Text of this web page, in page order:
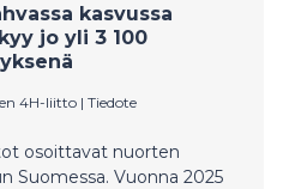
kasvussa
jo yli 3 100
4H-liitto | Tiedote
osoittavat nuorten
Suomessa. Vuonna 2025